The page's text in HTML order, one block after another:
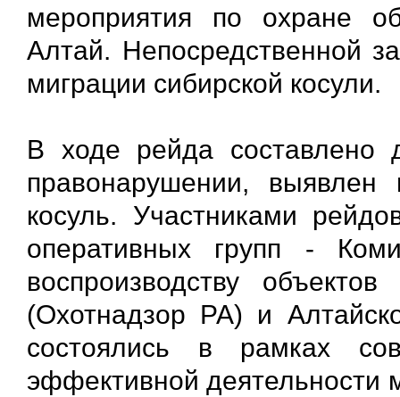
мероприятия по охране
Алтай. Непосредственной
миграции сибирской косули.
В ходе рейда составлено
правонарушении, выявлен
косуль. Участниками
оперативных групп -
воспроизводству
(Охотнадзор РА) и
состоялись в рамках
эффективной деятельности